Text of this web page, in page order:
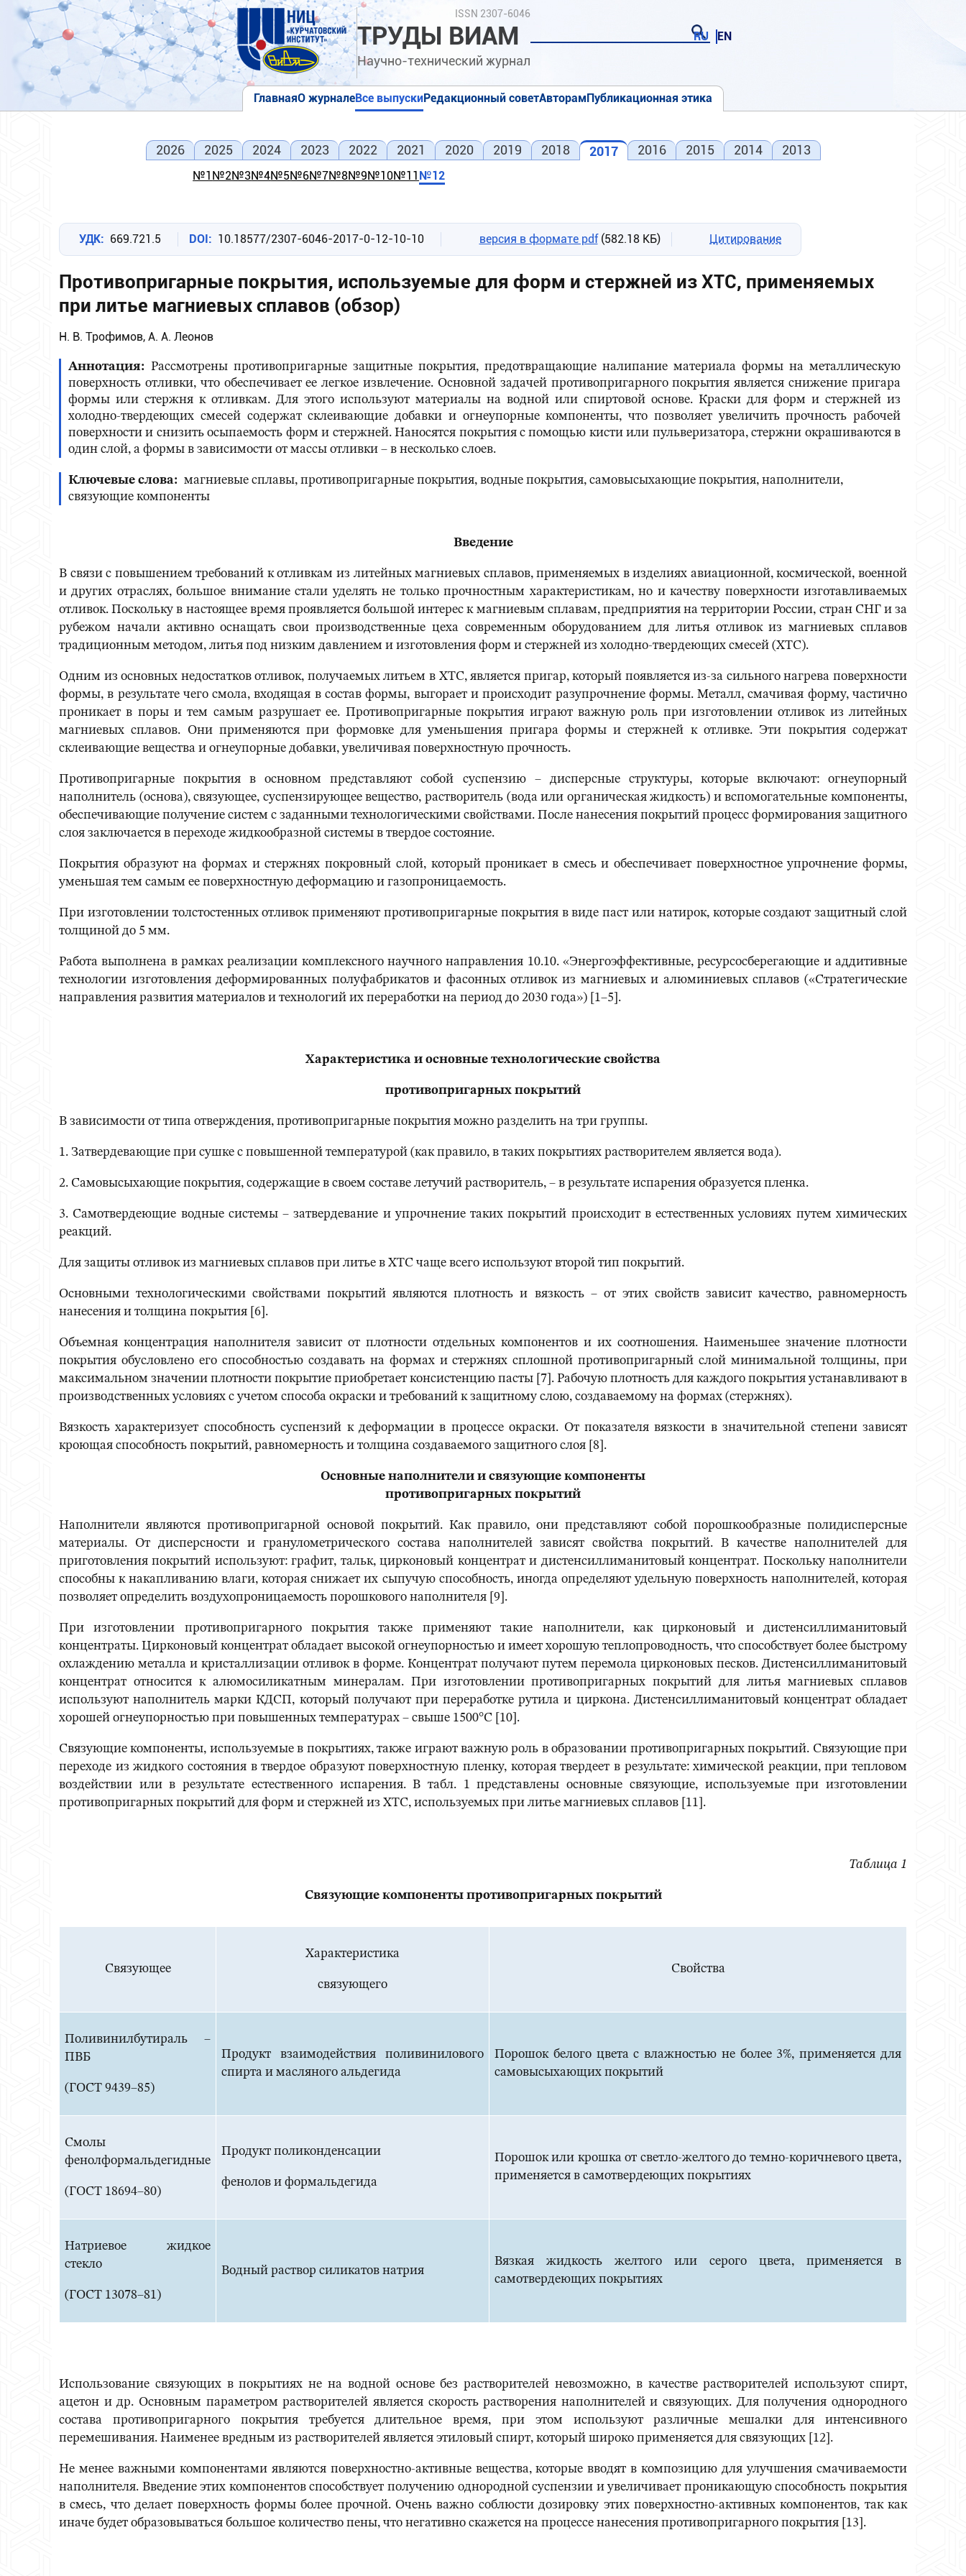
Перейти
основному
содержанию
ISSN 2307-6046
ТРУДЫ ВИАМ
Научно-технический журнал
RU
EN
Основная
ГлавнаяО журналеВсе выпускиРедакционный советАвторамПубликационная этика
2026 2025 2024 2023 2022 2021 2020 2019 2018 2017
№1 №2№3№4№5№6№7№8№9№10№11 №12
2016 2015 2014 2013
УДК 669.721.5 DOI 10.18577/2307-6046-2017-0-12-10-10 версия в формате pdf (582.18 КБ) Цитирование
Противопригарные покрытия, используемые для форм и стержней из ХТС, применяемых
при литье магниевых сплавов (обзор)
Н. В. Трофимов, А. А. Леонов
Аннотация
Рассмотрены противопригарные защитные покрытия, предотвращающие налипание материала формы на металлическую
поверхность отливки, что обеспечивает ее легкое извлечение. Основной задачей противопригарного покрытия является снижение пригара
формы или стержня к отливкам. Для этого используют материалы на водной или спиртовой основе. Краски для форм и стержней из
холодно-твердеющих смесей содержат склеивающие добавки и огнеупорные компоненты, что позволяет увеличить прочность рабочей
поверхности и снизить осыпаемость форм и стержней. Наносятся покрытия с помощью кисти или пульверизатора, стержни окрашиваются в
один слой, а формы в зависимости от массы отливки – в несколько слоев.
Ключевые слова
магниевые сплавы, противопригарные покрытия, водные покрытия, самовысыхающие покрытия, наполнители,
связующие компоненты
Введение
В связи с повышением требований к отливкам из литейных магниевых сплавов, применяемых в изделиях авиационной, космической, военной
и других отраслях, большое внимание стали уделять не только прочностным характеристикам, но и качеству поверхности изготавливаемых
отливок. Поскольку в настоящее время проявляется большой интерес к магниевым сплавам, предприятия на территории России, стран СНГ и за
рубежом начали активно оснащать свои производственные цеха современным оборудованием для литья отливок из магниевых сплавов
традиционным методом, литья под низким давлением и изготовления форм и стержней из холодно-твердеющих смесей (ХТС).
Одним из основных недостатков отливок, получаемых литьем в ХТС, является пригар, который появляется из-за сильного нагрева поверхности
формы, в результате чего смола, входящая в состав формы, выгорает и происходит разупрочнение формы. Металл, смачивая форму, частично
проникает в поры и тем самым разрушает ее. Противопригарные покрытия играют важную роль при изготовлении отливок из литейных
магниевых сплавов. Они применяются при формовке для уменьшения пригара формы и стержней к отливке. Эти покрытия содержат
склеивающие вещества и огнеупорные добавки, увеличивая поверхностную прочность.
Противопригарные покрытия в основном представляют собой суспензию – дисперсные структуры, которые включают: огнеупорный
наполнитель (основа), связующее, суспензирующее вещество, растворитель (вода или органическая жидкость) и вспомогательные компоненты,
обеспечивающие получение систем с заданными технологическими свойствами. После нанесения покрытий процесс формирования защитного
слоя заключается в переходе жидкообразной системы в твердое состояние.
Покрытия образуют на формах и стержнях покровный слой, который проникает в смесь и обеспечивает поверхностное упрочнение формы,
уменьшая тем самым ее поверхностную деформацию и газопроницаемость.
При изготовлении толстостенных отливок применяют противопригарные покрытия в виде паст или натирок, которые создают защитный слой
толщиной до 5 мм.
Работа выполнена в рамках реализации комплексного научного направления 10.10. «Энергоэффективные, ресурсосберегающие и аддитивные
технологии изготовления деформированных полуфабрикатов и фасонных отливок из магниевых и алюминиевых сплавов («Стратегические
направления развития материалов и технологий их переработки на период до 2030 года») [1–5].
Характеристика и основные технологические свойства
противопригарных покрытий
В зависимости от типа отверждения, противопригарные покрытия можно разделить на три группы.
1. Затвердевающие при сушке с повышенной температурой (как правило, в таких покрытиях растворителем является вода).
2. Самовысыхающие покрытия, содержащие в своем составе летучий растворитель, – в результате испарения образуется пленка.
3. Самотвердеющие водные системы – затвердевание и упрочнение таких покрытий происходит в естественных условиях путем химических
реакций.
Для защиты отливок из магниевых сплавов при литье в ХТС чаще всего используют второй тип покрытий.
Основными технологическими свойствами покрытий являются плотность и вязкость – от этих свойств зависит качество, равномерность
нанесения и толщина покрытия [6].
Объемная концентрация наполнителя зависит от плотности отдельных компонентов и их соотношения. Наименьшее значение плотности
покрытия обусловлено его способностью создавать на формах и стержнях сплошной противопригарный слой минимальной толщины, при
максимальном значении плотности покрытие приобретает консистенцию пасты [7]. Рабочую плотность для каждого покрытия устанавливают в
производственных условиях с учетом способа окраски и требований к защитному слою, создаваемому на формах (стержнях).
Вязкость характеризует способность суспензий к деформации в процессе окраски. От показателя вязкости в значительной степени зависят
кроющая способность покрытий, равномерность и толщина создаваемого защитного слоя [8].
Основные наполнители и связующие компоненты
противопригарных покрытий
Наполнители являются противопригарной основой покрытий. Как правило, они представляют собой порошкообразные полидисперсные
материалы. От дисперсности и гранулометрического состава наполнителей зависят свойства покрытий. В качестве наполнителей для
приготовления покрытий используют: графит, тальк, цирконовый концентрат и дистенсиллиманитовый концентрат. Поскольку наполнители
способны к накапливанию влаги, которая снижает их сыпучую способность, иногда определяют удельную поверхность наполнителей, которая
позволяет определить воздухопроницаемость порошкового наполнителя [9].
При изготовлении противопригарного покрытия также применяют такие наполнители, как цирконовый и дистенсиллиманитовый
концентраты. Цирконовый концентрат обладает высокой огнеупорностью и имеет хорошую теплопроводность, что способствует более быстрому
охлаждению металла и кристаллизации отливок в форме. Концентрат получают путем перемола цирконовых песков. Дистенсиллиманитовый
концентрат относится к алюмосиликатным минералам. При изготовлении противопригарных покрытий для литья магниевых сплавов
используют наполнитель марки КДСП, который получают при переработке рутила и циркона. Дистенсиллиманитовый концентрат обладает
хорошей огнеупорностью при повышенных температурах – свыше 1500°С [10].
Связующие компоненты, используемые в покрытиях, также играют важную роль в образовании противопригарных покрытий. Связующие при
переходе из жидкого состояния в твердое образуют поверхностную пленку, которая твердеет в результате: химической реакции, при тепловом
воздействии или в результате естественного испарения. В табл. 1 представлены основные связующие, используемые при изготовлении
противопригарных покрытий для форм и стержней из ХТС, используемых при литье магниевых сплавов [11].
Таблица 1
Связующие компоненты противопригарных покрытий
Связующее
Характеристика
связующего
Свойства
Поливинилбутираль –
ПВБ
(ГОСТ 9439–85)
Продукт взаимодействия поливинилового
спирта и масляного альдегида
Порошок белого цвета с влажностью не более 3%, применяется для
самовысыхающих покрытий
Смолы
фенолформальдегидные
(ГОСТ 18694–80)
Продукт поликонденсации
фенолов и формальдегида
Порошок или крошка от светло-желтого до темно-коричневого цвета,
применяется в самотвердеющих покрытиях
Натриевое жидкое
стекло
(ГОСТ 13078–81)
Водный раствор силикатов натрия
Вязкая жидкость желтого или серого цвета, применяется в
самотвердеющих покрытиях
Использование связующих в покрытиях не на водной основе без растворителей невозможно, в качестве растворителей используют спирт,
ацетон и др. Основным параметром растворителей является скорость растворения наполнителей и связующих. Для получения однородного
состава противопригарного покрытия требуется длительное время, при этом используют различные мешалки для интенсивного
перемешивания. Наименее вредным из растворителей является этиловый спирт, который широко применяется для связующих [12].
Не менее важными компонентами являются поверхностно-активные вещества, которые вводят в композицию для улучшения смачиваемости
наполнителя. Введение этих компонентов способствует получению однородной суспензии и увеличивает проникающую способность покрытия
в смесь, что делает поверхность формы более прочной. Очень важно соблюсти дозировку этих поверхностно-активных компонентов, так как
иначе будет образовываться большое количество пены, что негативно скажется на процессе нанесения противопригарного покрытия [13].